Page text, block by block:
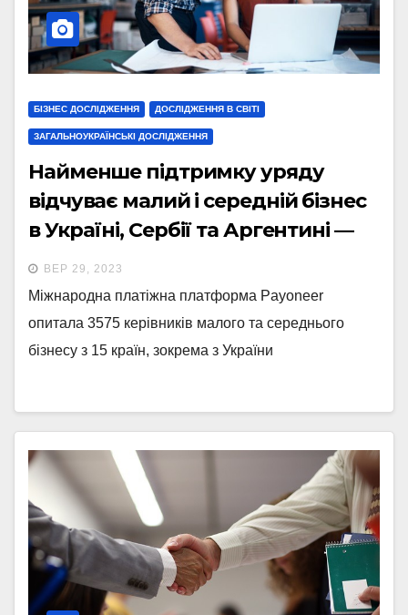
БІЗНЕС ДОСЛІДЖЕННЯ ДОСЛІДЖЕННЯ В СВІТІ
ЗАГАЛЬНОУКРАЇНСЬКІ ДОСЛІДЖЕННЯ
Найменше підтримку уряду
відчуває малий і середній бізнес
в Україні, Сербії та Аргентині —
звіт Payoneer
ВЕР 29, 2023
Міжнародна платіжна платформа Payoneer
опитала 3575 керівників малого та середнього
бізнесу з 15 країн, зокрема з України